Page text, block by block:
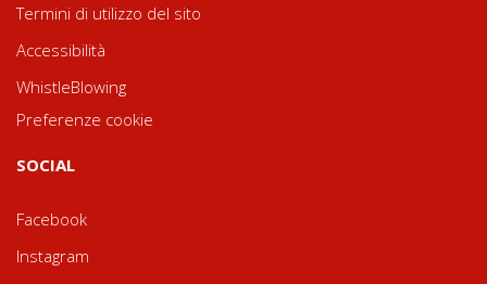
Termini di utilizzo del sito
Accessibilità
WhistleBlowing
Preferenze cookie
SOCIAL
Facebook
Instagram